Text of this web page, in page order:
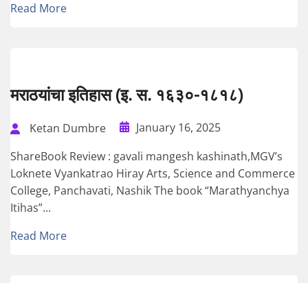
Read More
मराठयांचा इतिहास (इ. स. १६३०-१८१८)
Ketan Dumbre
January 16, 2025
ShareBook Review : gavali mangesh kashinath,MGV’s
Loknete Vyankatrao Hiray Arts, Science and Commerce
College, Panchavati, Nashik The book “Marathyanchya
Itihas”...
Read More